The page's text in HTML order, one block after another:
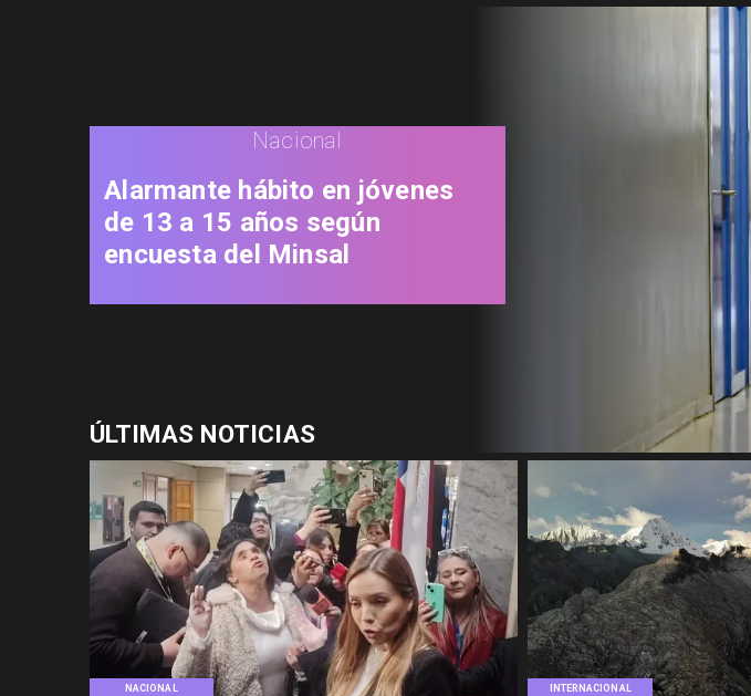
NACIONAL INTERNACIONAL
Nacional
Alarmante hábito en jóvenes
de 13 a 15 años según
encuesta del Minsal
ÚLTIMAS NOTICIAS